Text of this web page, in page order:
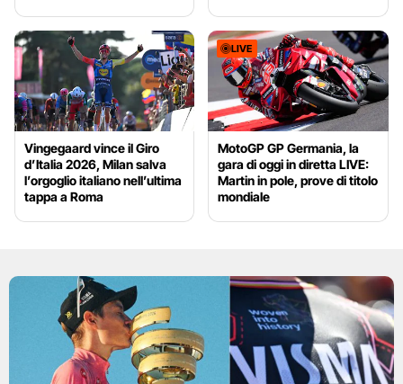
Vingegaard vince il Giro
d’Italia 2026, Milan salva
l’orgoglio italiano nell’ultima
tappa a Roma
LIVE
MotoGP GP Germania, la
gara di oggi in diretta LIVE:
Martin in pole, prove di titolo
mondiale